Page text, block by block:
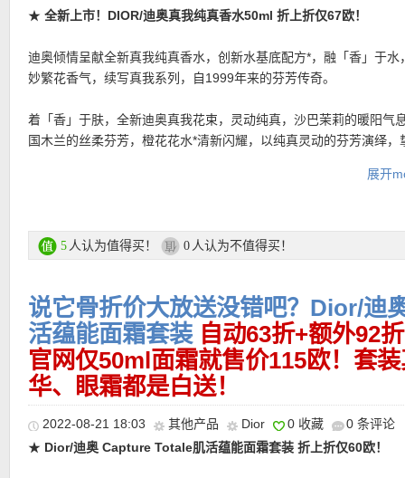
★ 付款方式：Rechnung，信用卡，银行转账，Paypal等更多付款
★ 全新上市！DIOR/迪奥真我纯真香水50ml 折上折仅67欧！
迪奥倾情呈献全新真我纯真香水，创新水基底配方*，融「香」于水
妙繁花香气，续写真我系列，自1999年来的芬芳传奇。
着「香」于肤，全新迪奥真我花束，灵动纯真，沙巴茉莉的暖阳气
国木兰的丝柔芬芳，橙花花水*清新闪耀，以纯真灵动的芬芳演绎，
韵悠扬。
质感。
活动链接在此
更多DIOR/迪奥 活动链接在此
★ 可用优惠码：LOVE 全场满39欧减4欧，满69欧减8欧，满99欧
展开
5 人认为值得买！ 0 人认为不值得买！
说它骨折价大放送没错吧？Dior/迪
活蕴能面霜套装 自动63折+额外92
官网仅50ml面霜就售价115欧！套
华、眼霜都是白送！
2022-08-21 18:03 其他产品 Dior 0 收藏
0 条评论
★ Dior/迪奥 Capture Totale肌活蕴能面霜套装 折上折仅60欧！